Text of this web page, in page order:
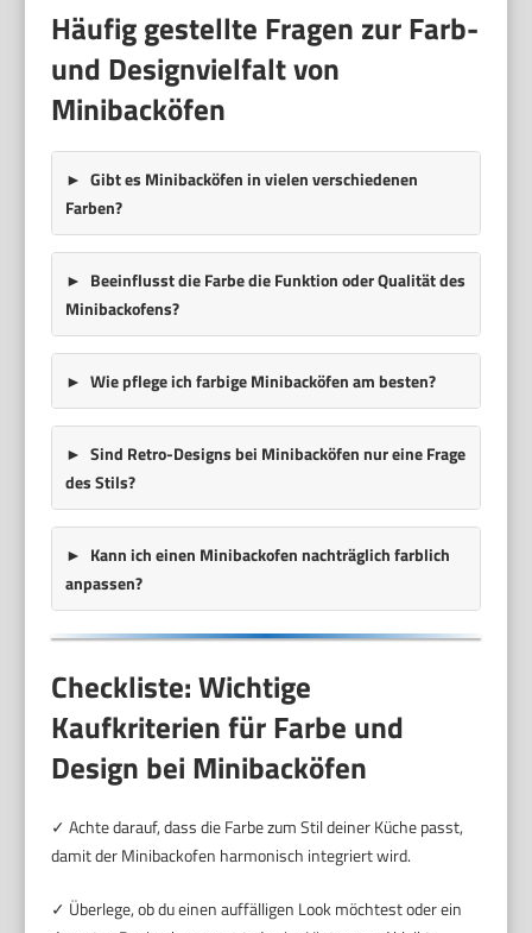
Häufig gestellte Fragen zur Farb-
und Designvielfalt von
Minibacköfen
Gibt es Minibacköfen in vielen verschiedenen
Farben?
Beeinflusst die Farbe die Funktion oder Qualität des
Minibackofens?
Wie pflege ich farbige Minibacköfen am besten?
Sind Retro-Designs bei Minibacköfen nur eine Frage
des Stils?
Kann ich einen Minibackofen nachträglich farblich
anpassen?
Checkliste: Wichtige
Kaufkriterien für Farbe und
Design bei Minibacköfen
✓ Achte darauf, dass die Farbe zum Stil deiner Küche passt,
damit der Minibackofen harmonisch integriert wird.
✓ Überlege, ob du einen auffälligen Look möchtest oder ein